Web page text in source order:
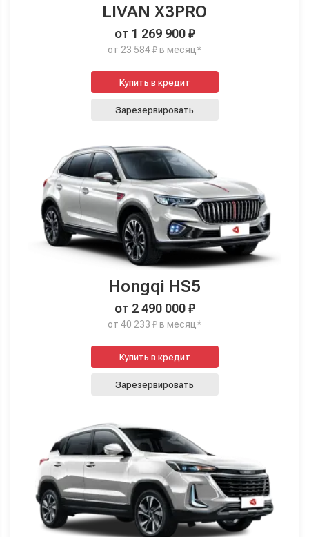
LIVAN X3PRO
от 1 269 900 ₽
от 23 584 ₽ в месяц*
Купить в кредит
Зарезервировать
Hongqi HS5
от 2 490 000 ₽
от 40 233 ₽ в месяц*
Купить в кредит
Зарезервировать